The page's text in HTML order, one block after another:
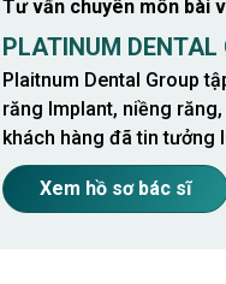
Tư vấn chuyên môn bài
PLATINUM DENTAL
Plaitnum Dental Group
răng Implant, niềng
khách hàng đã tin tưởng
Xem hồ sơ bác sĩ